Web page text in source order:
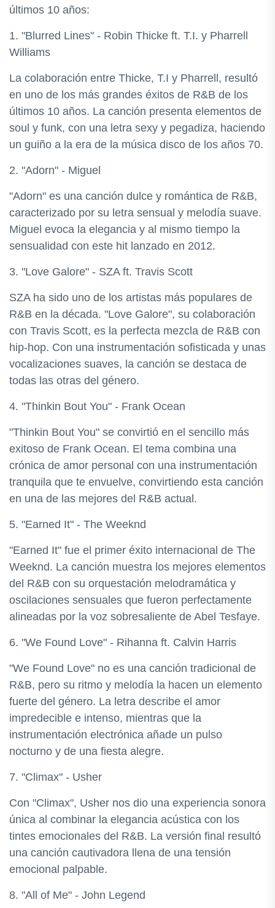
últimos 10 años:
1. "Blurred Lines" - Robin Thicke ft. T.I. y Pharrell
Williams
La colaboración entre Thicke, T.I y Pharrell, resultó
en uno de los más grandes éxitos de R&B de los
últimos 10 años. La canción presenta elementos de
soul y funk, con una letra sexy y pegadiza, haciendo
un guiño a la era de la música disco de los años 70.
2. "Adorn" - Miguel
"Adorn" es una canción dulce y romántica de R&B,
caracterizado por su letra sensual y melodía suave.
Miguel evoca la elegancia y al mismo tiempo la
sensualidad con este hit lanzado en 2012.
3. "Love Galore" - SZA ft. Travis Scott
SZA ha sido uno de los artistas más populares de
R&B en la década. "Love Galore", su colaboración
con Travis Scott, es la perfecta mezcla de R&B con
hip-hop. Con una instrumentación sofisticada y unas
vocalizaciones suaves, la canción se destaca de
todas las otras del género.
4. "Thinkin Bout You" - Frank Ocean
"Thinkin Bout You" se convirtió en el sencillo más
exitoso de Frank Ocean. El tema combina una
crónica de amor personal con una instrumentación
tranquila que te envuelve, convirtiendo esta canción
en una de las mejores del R&B actual.
5. "Earned It" - The Weeknd
"Earned It" fue el primer éxito internacional de The
Weeknd. La canción muestra los mejores elementos
del R&B con su orquestación melodramática y
oscilaciones sensuales que fueron perfectamente
alineadas por la voz sobresaliente de Abel Tesfaye.
6. "We Found Love" - Rihanna ft. Calvin Harris
"We Found Love" no es una canción tradicional de
R&B, pero su ritmo y melodía la hacen un elemento
fuerte del género. La letra describe el amor
impredecible e intenso, mientras que la
instrumentación electrónica añade un pulso
nocturno y de una fiesta alegre.
7. "Climax" - Usher
Con "Climax", Usher nos dio una experiencia sonora
única al combinar la elegancia acústica con los
tintes emocionales del R&B. La versión final resultó
una canción cautivadora llena de una tensión
emocional palpable.
8. "All of Me" - John Legend